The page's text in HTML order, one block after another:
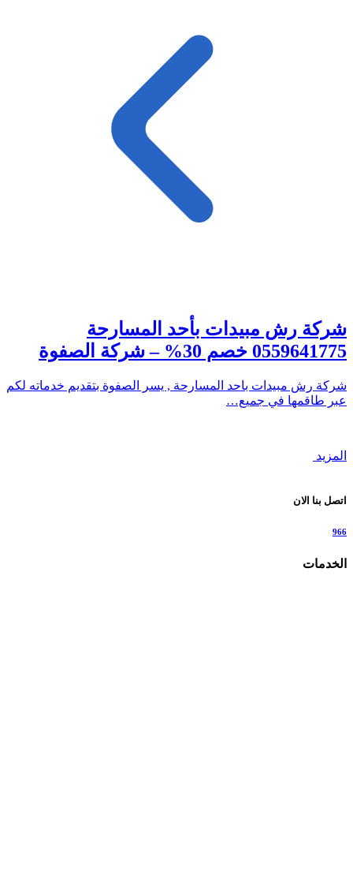
شركة رش مبيدات بأحد المسارحة
0559641775 خصم 30% – شركة الصفوة
شركة رش مبيدات باحد المسارحة , يسر الصفوة بتقديم خدماته لكم
عبر طاقمها في جميع…
المزيد
اتصل بنا الان
966
الخدمات